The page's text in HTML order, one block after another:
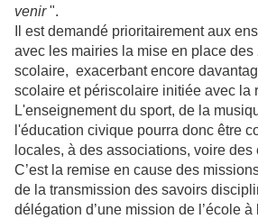
venir".
Il est demandé prioritairement aux
avec les mairies la mise en place
scolaire, exacerbant encore
scolaire et périscolaire initiée avec la
L'enseignement du sport, de la
l'éducation civique pourra donc être
locales, à des associations, voire
C’est la remise en cause des
de la transmission des savoirs
délégation d’une mission de l’école